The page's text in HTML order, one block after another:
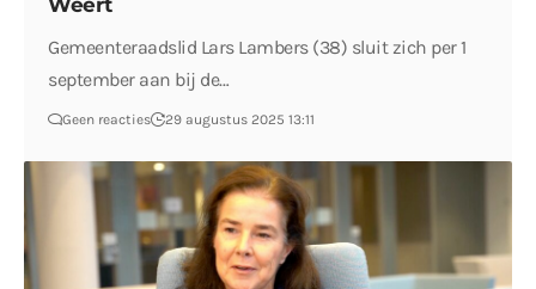
Gemeenteraadslid Lars Lambers (38) sluit zich per 1
september aan bij de…
Geen reacties 29 augustus 2025 13:11